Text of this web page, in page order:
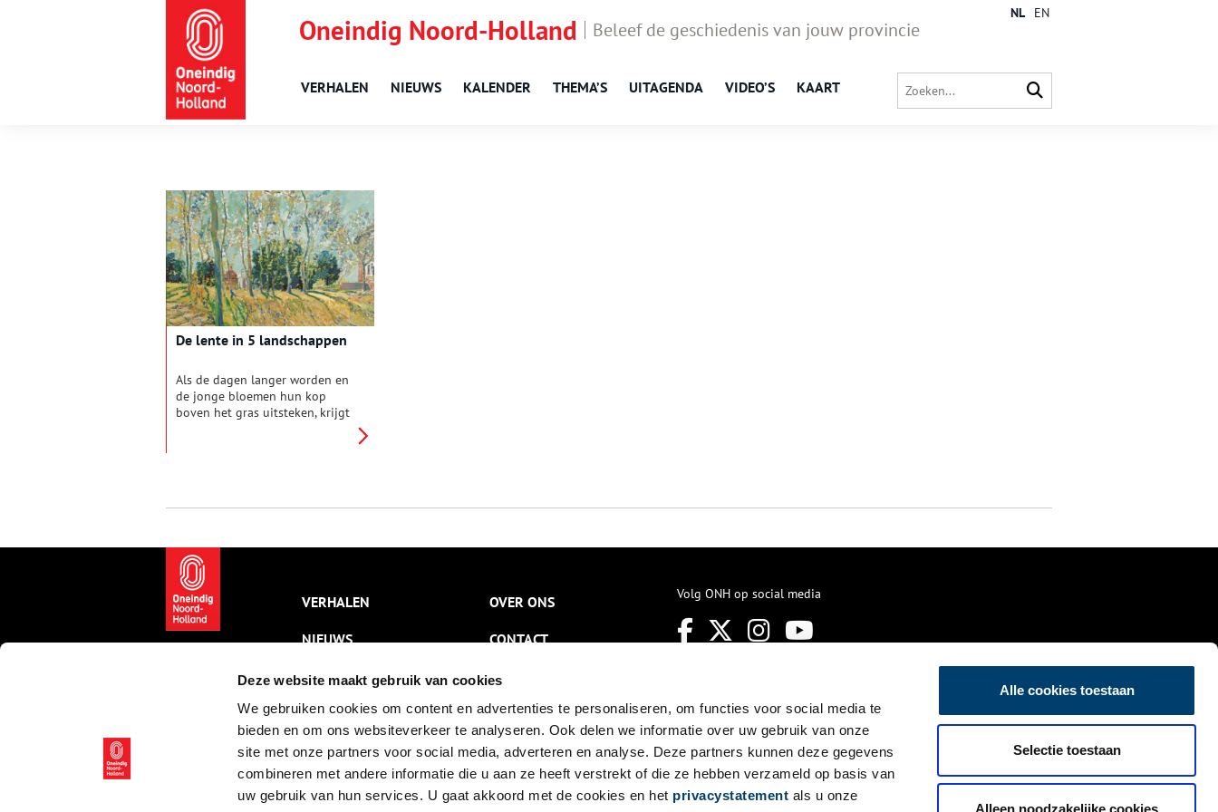
Deze website maakt gebruik van cookies
We gebruiken cookies om content en advertenties te personaliseren, om functies voor social media te
bieden en om ons websiteverkeer te analyseren. Ook delen we informatie over uw gebruik van onze
site met onze partners voor social media, adverteren en analyse. Deze partners kunnen deze gegevens
combineren met andere informatie die u aan ze heeft verstrekt of die ze hebben verzameld op basis van
uw gebruik van hun services. U gaat akkoord met de cookies en het privacystatement als u onze
Alle cookies toestaan
Selectie toestaan
Alleen noodzakelijke cookies
Oneindig Noord-Holland Beleef de geschiedenis van jouw provincie
VERHALEN NIEUWS KALENDER THEMA’S UITAGENDA VIDEO’S KAART
NL EN
De lente in 5 landschappen
Als de dagen langer worden en
de jonge bloemen hun kop
boven het gras uitsteken, krijgt
geïnspireerd. In deze vijf
uitbundig en vol leven, soms
juist rustig en verstild — maar
altijd even fris en kleurrijk.
VERHALEN
NIEUWS
KALENDER
THEMA’S
ACTIVITEITEN
VIDEO’S
OVER ONS
CONTACT
NIEUWSBRIEF
DISCLAIMER
PRIVACY
TOEGANKELIJKHEID
Volg ONH op social media